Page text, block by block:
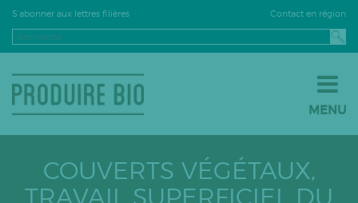
S’abonner aux lettres filières Contact en région
MENU
JE VENDS EN BIO
COUVERTS VÉGÉTAUX,